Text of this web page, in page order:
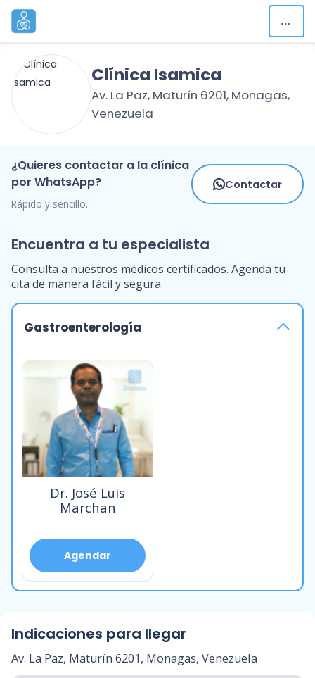
Clínica Isamica
Av. La Paz, Maturín 6201, Monagas,
Venezuela
¿Quieres contactar a la clínica
por WhatsApp?
Rápido y sencillo.
Contactar
Encuentra a tu especialista
Consulta a nuestros médicos certificados. Agenda tu
cita de manera fácil y segura
Gastroenterología
Dr. José Luis
Marchan
Agendar
Indicaciones para llegar
Av. La Paz, Maturín 6201, Monagas, Venezuela